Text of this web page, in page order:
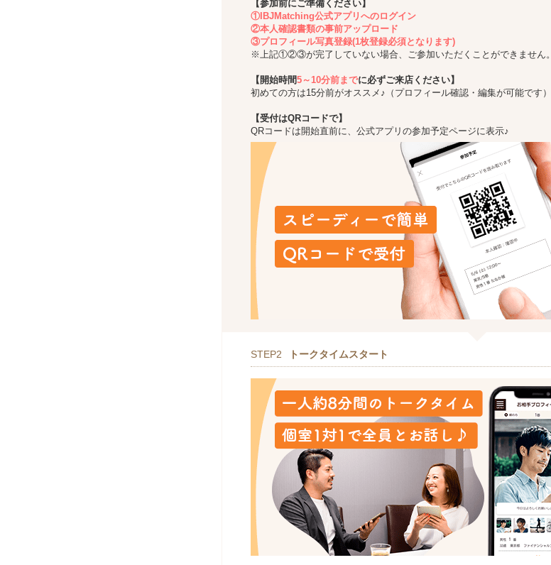
【参加前にご準備ください】
①IBJMatching公式アプリへのログイン
②本人確認書類の事前アップロード
③プロフィール写真登録(1枚登録必須となります)
※上記①②③が完了していない場合、ご参加いただくことができません。
【開始時間5～10分前までに必ずご来店ください】
初めての方は15分前がオススメ♪（プロフィール確認・編集が可能です）
【受付はQRコードで】
QRコードは開始直前に、公式アプリの参加予定ページに表示♪
STEP2 トークタイムスタート